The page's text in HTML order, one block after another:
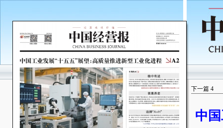
下一篇 4
中